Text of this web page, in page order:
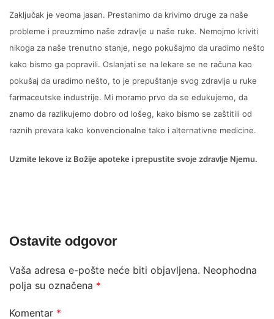
Zaključak je veoma jasan. Prestanimo da krivimo druge za naše
probleme i preuzmimo naše zdravlje u naše ruke. Nemojmo kriviti
nikoga za naše trenutno stanje, nego pokušajmo da uradimo nešto
kako bismo ga popravili. Oslanjati se na lekare se ne računa kao
pokušaj da uradimo nešto, to je prepuštanje svog zdravlja u ruke
farmaceutske industrije. Mi moramo prvo da se edukujemo, da
znamo da razlikujemo dobro od lošeg, kako bismo se zaštitili od
raznih prevara kako konvencionalne tako i alternativne medicine.
Uzmite lekove iz Božije apoteke i prepustite svoje zdravlje Njemu.
Ostavite odgovor
Vaša adresa e-pošte neće biti objavljena. Neophodna
polja su označena *
Komentar *